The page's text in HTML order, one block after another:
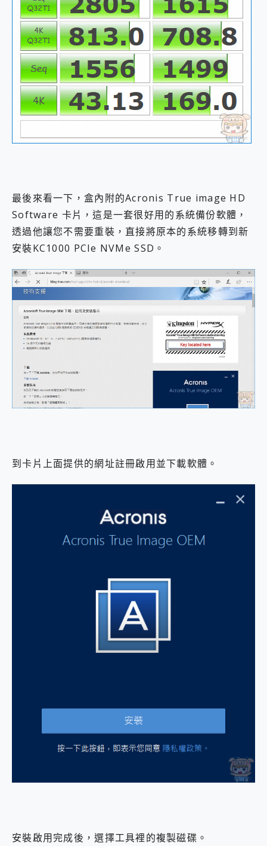
最後來看一下，盒內附的Acronis True image HD
Software 卡片，這是一套很好用的系統備份軟體，
透過他讓您不需要重裝，直接將原本的系統移轉到新
安裝KC1000 PCIe NVMe SSD。
到卡片上面提供的網址註冊啟用並下載軟體。
安裝啟用完成後，選擇工具裡的複製磁碟。